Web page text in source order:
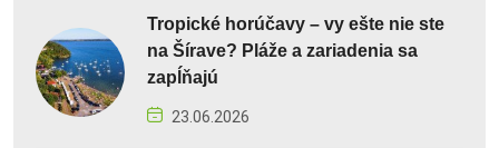
Tropické horúčavy – vy ešte nie ste
na Šírave? Pláže a zariadenia sa
zapĺňajú
23.06.2026